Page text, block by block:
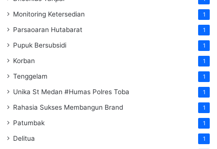
Monitoring Ketersedian 1
Parsaoaran Hutabarat 1
Pupuk Bersubsidi 1
Korban 1
Tenggelam 1
Unika St Medan #Humas Polres Toba 1
Rahasia Sukses Membangun Brand 1
Patumbak 1
Delitua 1